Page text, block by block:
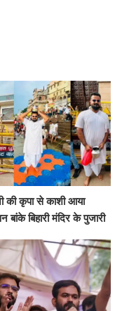
की कृपा से काशी आया
बांके बिहारी मंदिर के पुजारी